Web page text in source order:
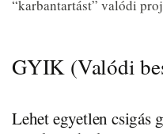
“karbantartást” valódi
GYIK (Valódi
Lehet egyetlen csigás